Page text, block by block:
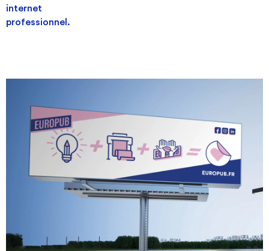
internet
professionnel.